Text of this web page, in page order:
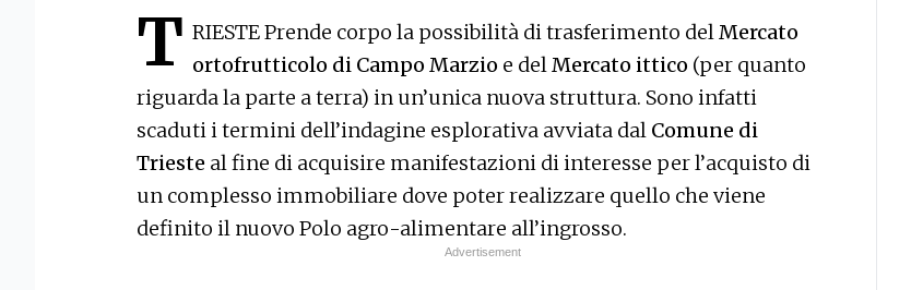
T RIESTE Prende corpo la possibilità di trasferimento delMercato
ortofrutticolo di Campo Marzio e delMercato ittico (per quanto
riguarda la parte a terra) in un’unica nuova struttura. Sono infatti
scaduti i termini dell’indagine esplorativa avviata dal Comune di
Trieste al fine di acquisire manifestazioni di interesse per l’acquisto di
un complesso immobiliare dove poter realizzare quello che viene
definito il nuovo Polo agro-alimentare all’ingrosso.